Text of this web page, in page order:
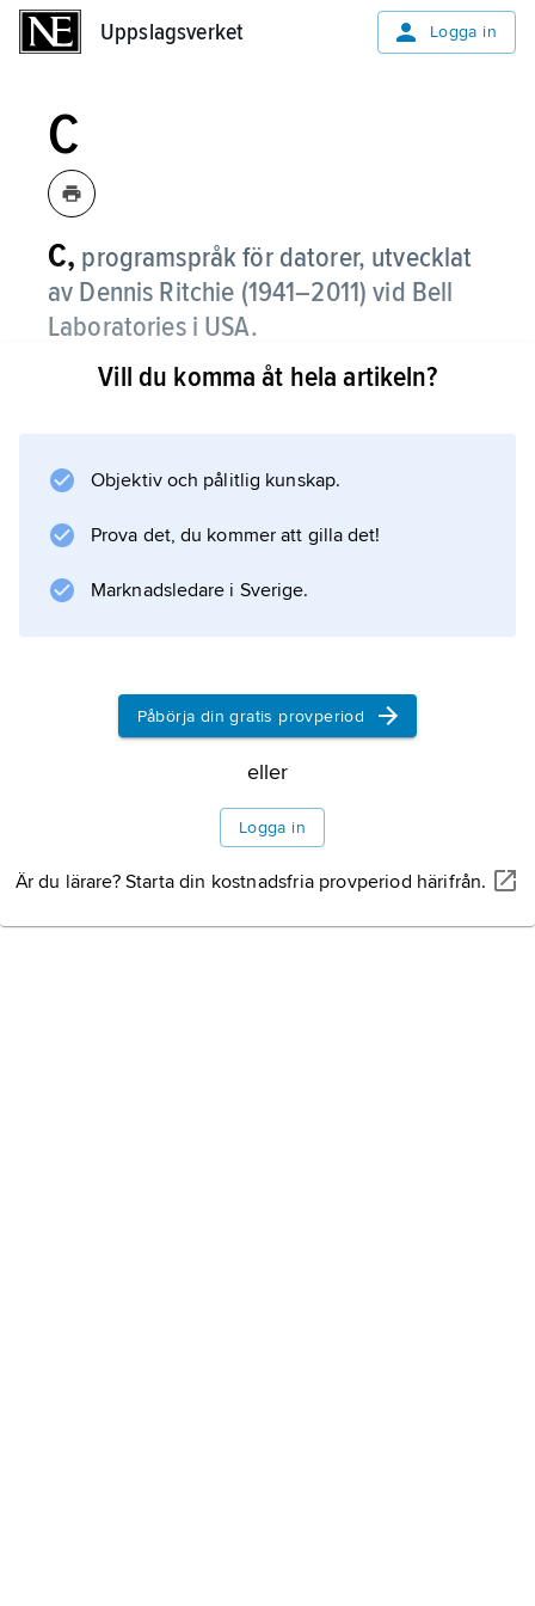
Uppslagsverket Logga in
C
C, programspråk för datorer, utvecklat
av Dennis Ritchie (1941–2011) vid Bell
Laboratories i USA.
De första versionerna utvecklades för
. C är ett imperativt språk med enkel syntax
programspråk
). Ett av huvudsyftena med C är att förenkla
implementation av effektiva program och
(samma minnesmodell som C++, se
flertrådsteknik
C#
Vill du komma åt hela artikeln?
Objektiv och pålitlig kunskap.
Prova det, du kommer att gilla det!
Marknadsledare i Sverige.
Påbörja din gratis provperiod
eller
Logga in
Är du lärare? Starta din kostnadsfria provperiod härifrån.